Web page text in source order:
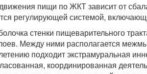
пищи по ЖКТ зависит от
регулирующей системой,
стенки пищеварительного
Между ними располагается
подходит экстрамуральная
координированная